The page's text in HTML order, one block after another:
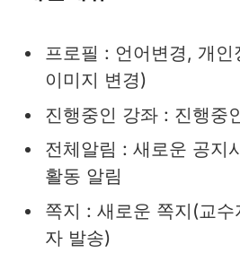
프로필 : 언어변경, 개인
이미지 변경)
진행중인 강좌 : 진행중
전체알림 : 새로운 공지
활동 알림
쪽지 : 새로운 쪽지(교
자 발송)